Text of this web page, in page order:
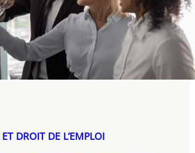
DROIT DE L’EMPLOI